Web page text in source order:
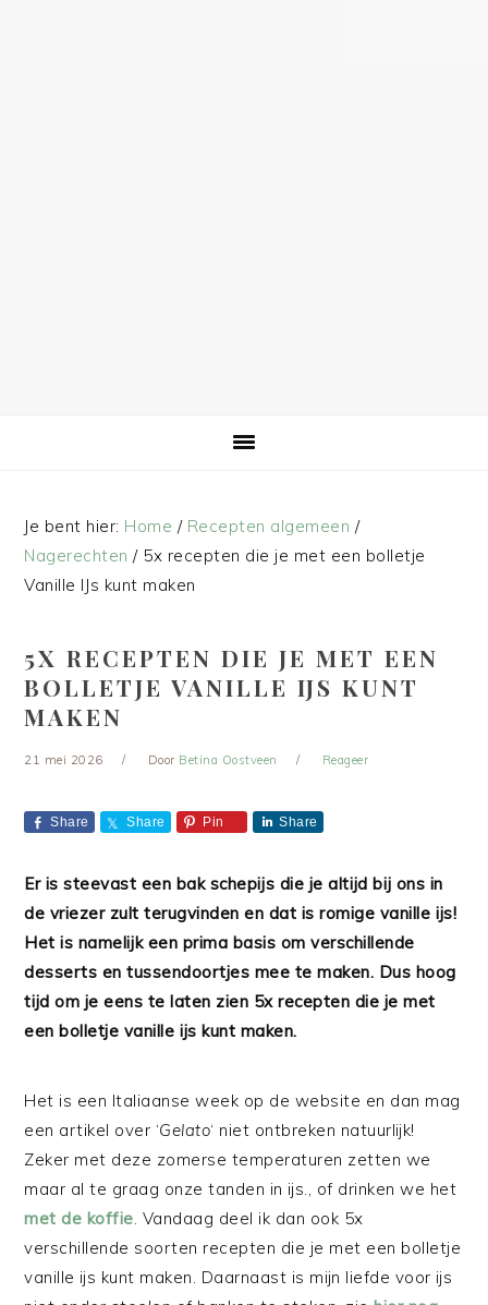
Je bent hier: Home / Recepten algemeen /
Nagerechten /5x recepten die je met een bolletje
Vanille IJs kunt maken
5X RECEPTEN DIE JE MET EEN
BOLLETJE VANILLE IJS KUNT
MAKEN
21 mei 2026 Door Betina Oostveen Reageer
Share Share Pin Share
Er is steevast een bak schepijs die je altijd bij ons in
de vriezer zult terugvinden en dat is romige vanille ijs!
Het is namelijk een prima basis om verschillende
desserts en tussendoortjes mee te maken. Dus hoog
tijd om je eens te laten zien 5x recepten die je met
een bolletje vanille ijs kunt maken.
Het is een Italiaanse week op de website en dan mag
een artikel over ‘Gelato‘ niet ontbreken natuurlijk!
Zeker met deze zomerse temperaturen zetten we
maar al te graag onze tanden in ijs., of drinken we het
met de koffie. Vandaag deel ik dan ook 5x
verschillende soorten recepten die je met een bolletje
vanille ijs kunt maken. Daarnaast is mijn liefde voor ijs